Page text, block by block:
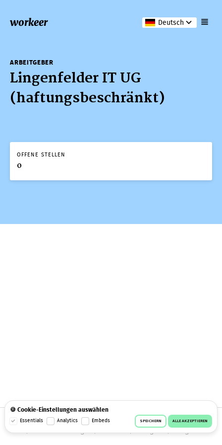
workeer Deutsch
ARBEITGEBER
Lingenfelder IT UG
(haftungsbeschränkt)
OFFENE STELLEN
0
© 2026 Workeer Datenschutz AGB
Impressum
Cookie-Einstellungen
Facebook Instagram Telegram
🍪 Cookie-Einstellungen auswählen
Essentials Analytics Embeds SPEICHERN ALLE AKZEPTIEREN